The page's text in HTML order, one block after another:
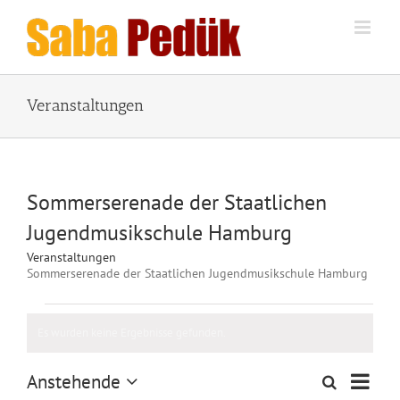
Inhalt
springen
Veranstaltungen
Sommerserenade der Staatlichen
Jugendmusikschule Hamburg
Veranstaltungen
Sommerserenade der Staatlichen Jugendmusikschule Hamburg
SucheListe
Anstehende